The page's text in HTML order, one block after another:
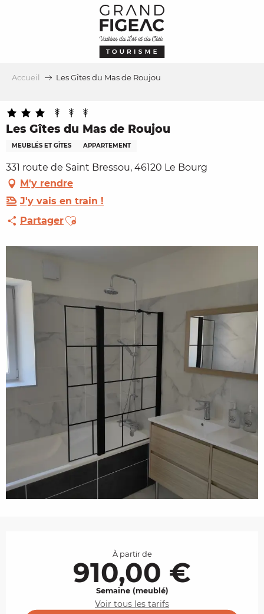
Accueil Les Gîtes du Mas de Roujou
Les Gîtes du Mas de Roujou
MEUBLÉS ET GÎTES APPARTEMENT
331 route de Saint Bressou, 46120 Le Bourg
M'y rendre
J'y vais en train !
PartagerAjouter aux favoris
À partir de
910,00 €
Semaine (meublé)
Voir tous les tarifs